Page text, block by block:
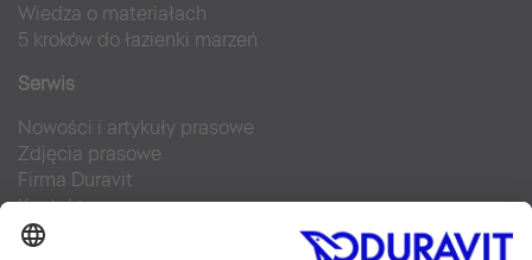
Wiedza o materiałach
5 kroków do łazienki marzeń
Serwis
Nowości i artykuły prasowe
Zdjęcia prasowe
Firma Duravit
Kontakt
Najczęściej zadawane pytania